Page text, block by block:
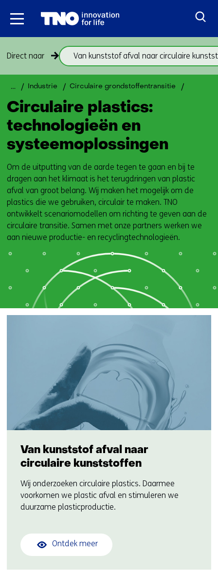
Ga
Sla
navigatie
(onderwerpen
thema
plastics)
Direct naar Van kunststof afval naar circulaire
Terug
navigatie
(onderwerpen
onder
thema
plastics)
Home Industrie Circulaire grondstoffentransitie
Circulaire plastics:
technologieën en
systeemoplossingen
Om de uitputting van de aarde tegen te gaan en bij te
dragen aan het klimaat is het terugdringen van plastic
afval van groot belang. Wij maken het mogelijk om de
plastics die we gebruiken, circulair te maken. TNO
ontwikkelt scenariomodellen om richting te geven aan de
circulaire transitie. Samen met onze partners werken we
aan nieuwe productie- en recyclingtechnologieën.
Van kunststof afval naar
circulaire kunststoffen
Wij onderzoeken circulaire plastics. Daarmee
voorkomen we plastic afval en stimuleren we
duurzame plasticproductie.
Ontdek meer